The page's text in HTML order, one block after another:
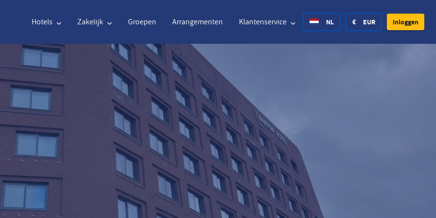
Hotels Zakelijk Groepen Arrangementen Klantenservice NL
Engels Nederlands
Engels Nederlands Deutsch
Français Italiano Español
Polski Português Hrvatski
Danish Finnish
Norsk Tsjechisch
€ EUR
Euro $ United States Dollar
Euro $ United States Dollar
Canadian Dollar DKK Danish Krone Rs.
New Zealand Dollar NOK Norway Krone zł
Czech Koruna SEK Sweden Krona CHF Switzerland Franc
Inloggen